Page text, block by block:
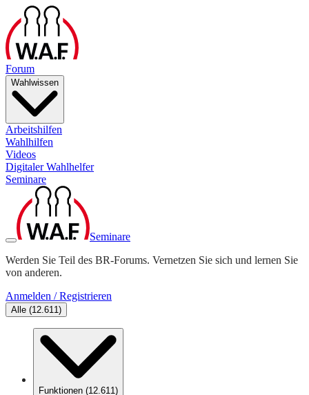
Forum
Wahlwissen
Arbeitshilfen
Wahlhilfen
Videos
Digitaler Wahlhelfer
Seminare
Seminare
Werden Sie Teil des BR-Forums. Vernetzen Sie sich und lernen Sie
von anderen.
Anmelden / Registrieren
Alle (12.611)
Funktionen (12.611)